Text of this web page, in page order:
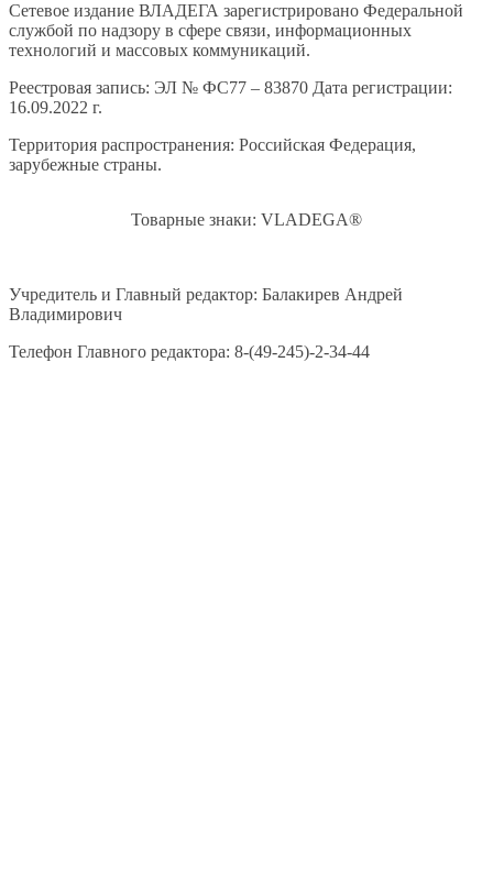
Сетевое издание ВЛАДЕГА зарегистрировано Федеральной
службой по надзору в сфере связи, информационных
технологий и массовых коммуникаций.
Реестровая запись: ЭЛ № ФС77 – 83870 Дата регистрации:
16.09.2022 г.
Территория распространения: Российская Федерация,
зарубежные страны.
Товарные знаки: VLADEGA®
Учредитель и Главный редактор: Балакирев Андрей
Владимирович
Телефон Главного редактора: 8-(49-245)-2-34-44